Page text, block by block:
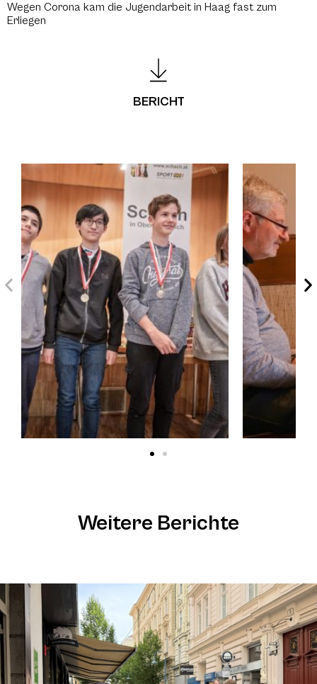
Wegen Corona kam die Jugendarbeit in Haag fast zum
Erliegen
BERICHT
Weitere Berichte